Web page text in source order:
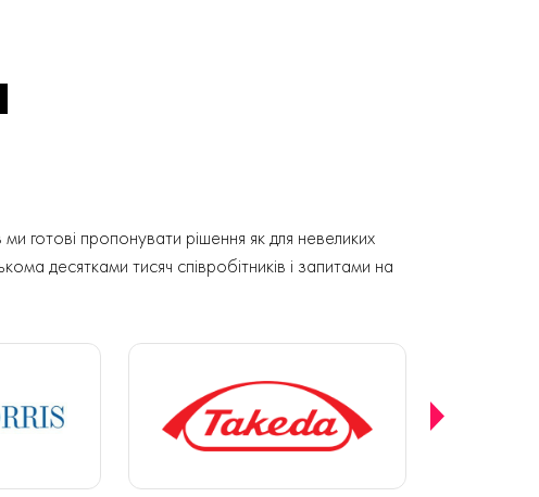
готові пропонувати рішення як для невеликих
десятками тисяч співробітників і запитами на